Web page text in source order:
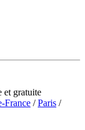
et gratuite
France /Paris /